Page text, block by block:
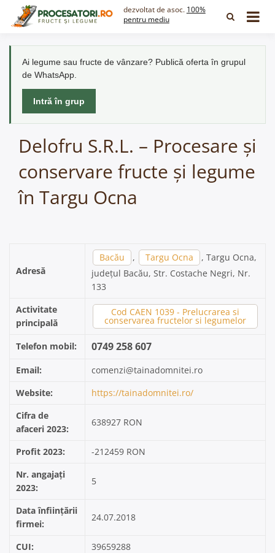
dezvoltat de asoc. 100%
pentru mediu
Ai legume sau fructe de vânzare? Publică oferta în grupul
de WhatsApp.
Intră în grup
Delofru S.R.L. – Procesare și
conservare fructe și legume
în Targu Ocna
Adresă
Bacău , Targu Ocna
, Targu Ocna,
județul Bacău, Str. Costache Negri, Nr.
133
Activitate
principală
Cod CAEN 1039 - Prelucrarea si
conservarea fructelor si legumelor
Telefon mobil: 0749 258 607
Email:
comenzi@tainadomnitei.ro
Website:
https://tainadomnitei.ro/
Cifra de
afaceri 2023:
638927 RON
Profit 2023:
-212459 RON
Nr. angajați
2023:
5
Data înființării
firmei:
24.07.2018
CUI:
39659288